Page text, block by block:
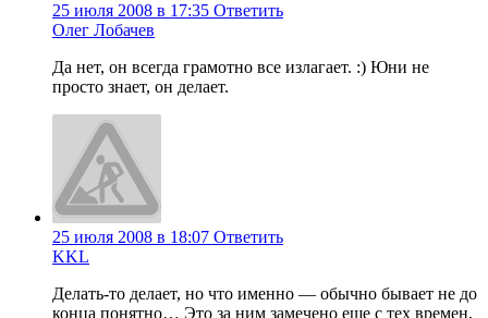
25 июля 2008 в 17:35 Ответить
Олег Лобачев
Да нет, он всегда грамотно все излагает. :) Юни не
просто знает, он делает.
25 июля 2008 в 18:07 Ответить
KKL
Делать-то делает, но что именно — обычно бывает не до
конца понятно… Это за ним замечено еще с тех времен,